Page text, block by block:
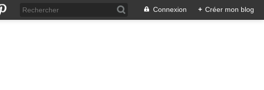
Connexion + Créer mon blog